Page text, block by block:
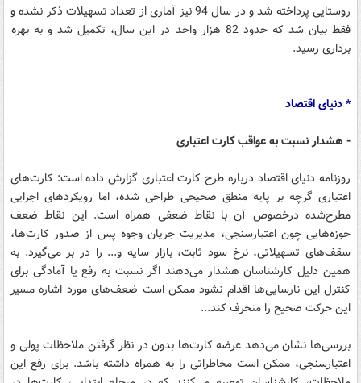
روستایی پرداخته شد و در سال 94 نیز آماری از تعداد تسهیلات ذکر نشده و
فقط بیان شد که حدود 82 هزار واحد در این سال، تکمیل شد و به بهره
برداری رسید.
* دنیای اقتصاد
- هشدار نسبت به عواقب کارت اعتباری
روزنامه دنیای اقتصاد درباره طرح کارت اعتباری گزارش داده است: کارت‌های
اعتباری گرچه بر پایه منطق صحیحی طراحی شده، اما رویکردهای اجرایی
مطرح‌شده درخصوص آن با نقاط ضعفی همراه است. این نقاط ضعف
حوزه‌هایی چون اعتبارسنجی، مدیریت جریان وجوه پس از صدور کارت‌ها،
سقف‌های تسهیلاتی، نرخ سود ثابت، بازار سایه و... را در بر می‌گیرد. به
همین دلیل کارشناسان هشدار می‌دهند اگر نسبت به رفع یا آمادگی برای
کنترل این نارسایی‌ها اقدام نشود ممکن است ضعف‌های مورد اشاره مسیر
این حرکت صحیح را منحرف کند...
بررسی‌ها نشان می‌دهد عرضه کارت‌ها بدون در نظر گرفتن ملاحظات پولی و
اعتبارسنجی، ممکن است مخاطراتی را به همراه داشته باشد. برای رفع این